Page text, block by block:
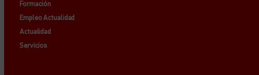
Formación
Empleo Actualidad
Actualidad
Servicios